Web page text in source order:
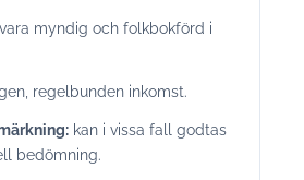
myndig och folkbokförd i
regelbunden inkomst.
kan i vissa fall godtas
bedömning.